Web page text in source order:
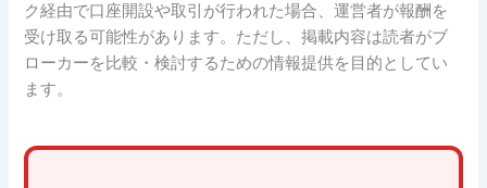
ク経由で口座開設や取引が行われた場合、運営者が報酬を
受け取る可能性があります。ただし、掲載内容は読者がブ
ローカーを比較・検討するための情報提供を目的としてい
ます。